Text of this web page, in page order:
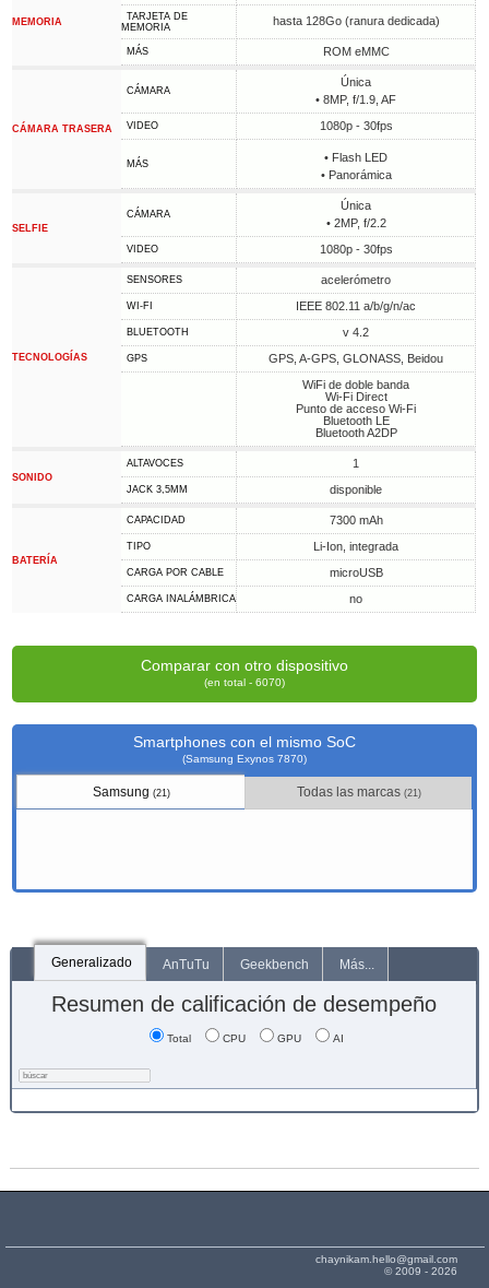
MEMORIA
TARJETA DE
MEMORIA
hasta 128Go (ranura dedicada)
MÁS ROM eMMC
CÁMARA TRASERA
CÁMARA
Única
• 8MP, f/1.9, AF
VIDEO 1080p - 30fps
MÁS
• Flash LED
• Panorámica
SELFIE
CÁMARA
Única
• 2MP, f/2.2
VIDEO 1080p - 30fps
TECNOLOGÍAS
SENSORES acelerómetro
WI-FI IEEE 802.11 a/b/g/n/ac
BLUETOOTH v 4.2
GPS
GPS, A-GPS, GLONASS, Beidou
WiFi de doble banda
Wi-Fi Direct
Punto de acceso Wi-Fi
Bluetooth LE
Bluetooth A2DP
SONIDO
ALTAVOCES 1
JACK 3,5MM disponible
BATERÍA
CAPACIDAD 7300 mAh
TIPO Li-Ion, integrada
CARGA POR CABLE microUSB
CARGA INALÁMBRICA no
Comparar con otro dispositivo
(en total - 6070)
Smartphones con el mismo SoC
(Samsung Exynos 7870)
Samsung (21) Todas las marcas (21)
Generalizado AnTuTu Geekbench Más...
Resumen de calificación de desempeño
Total CPU GPU AI
chaynikam.hello@gmail.com
© 2009 - 2026